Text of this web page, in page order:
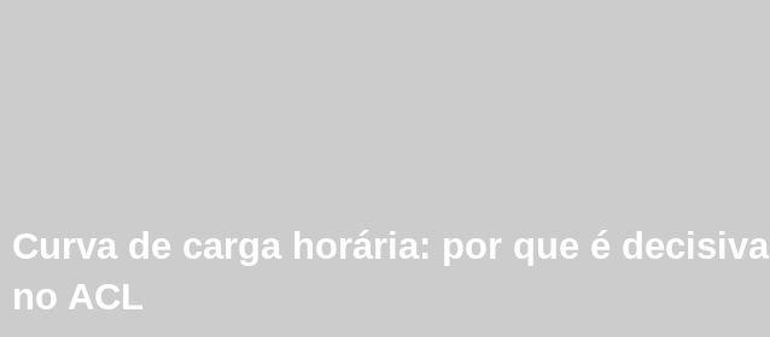
Curva de carga horária: por que é decisiva
no ACL